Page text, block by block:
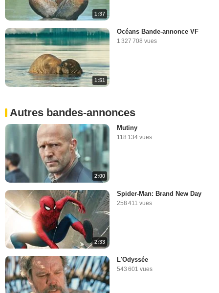
1:37
1:51
Océans Bande-annonce VF
1 327 708 vues
Autres bandes-annonces
2:00
Mutiny
118 134 vues
2:33
Spider-Man: Brand New Day
258 411 vues
L'Odyssée
543 601 vues